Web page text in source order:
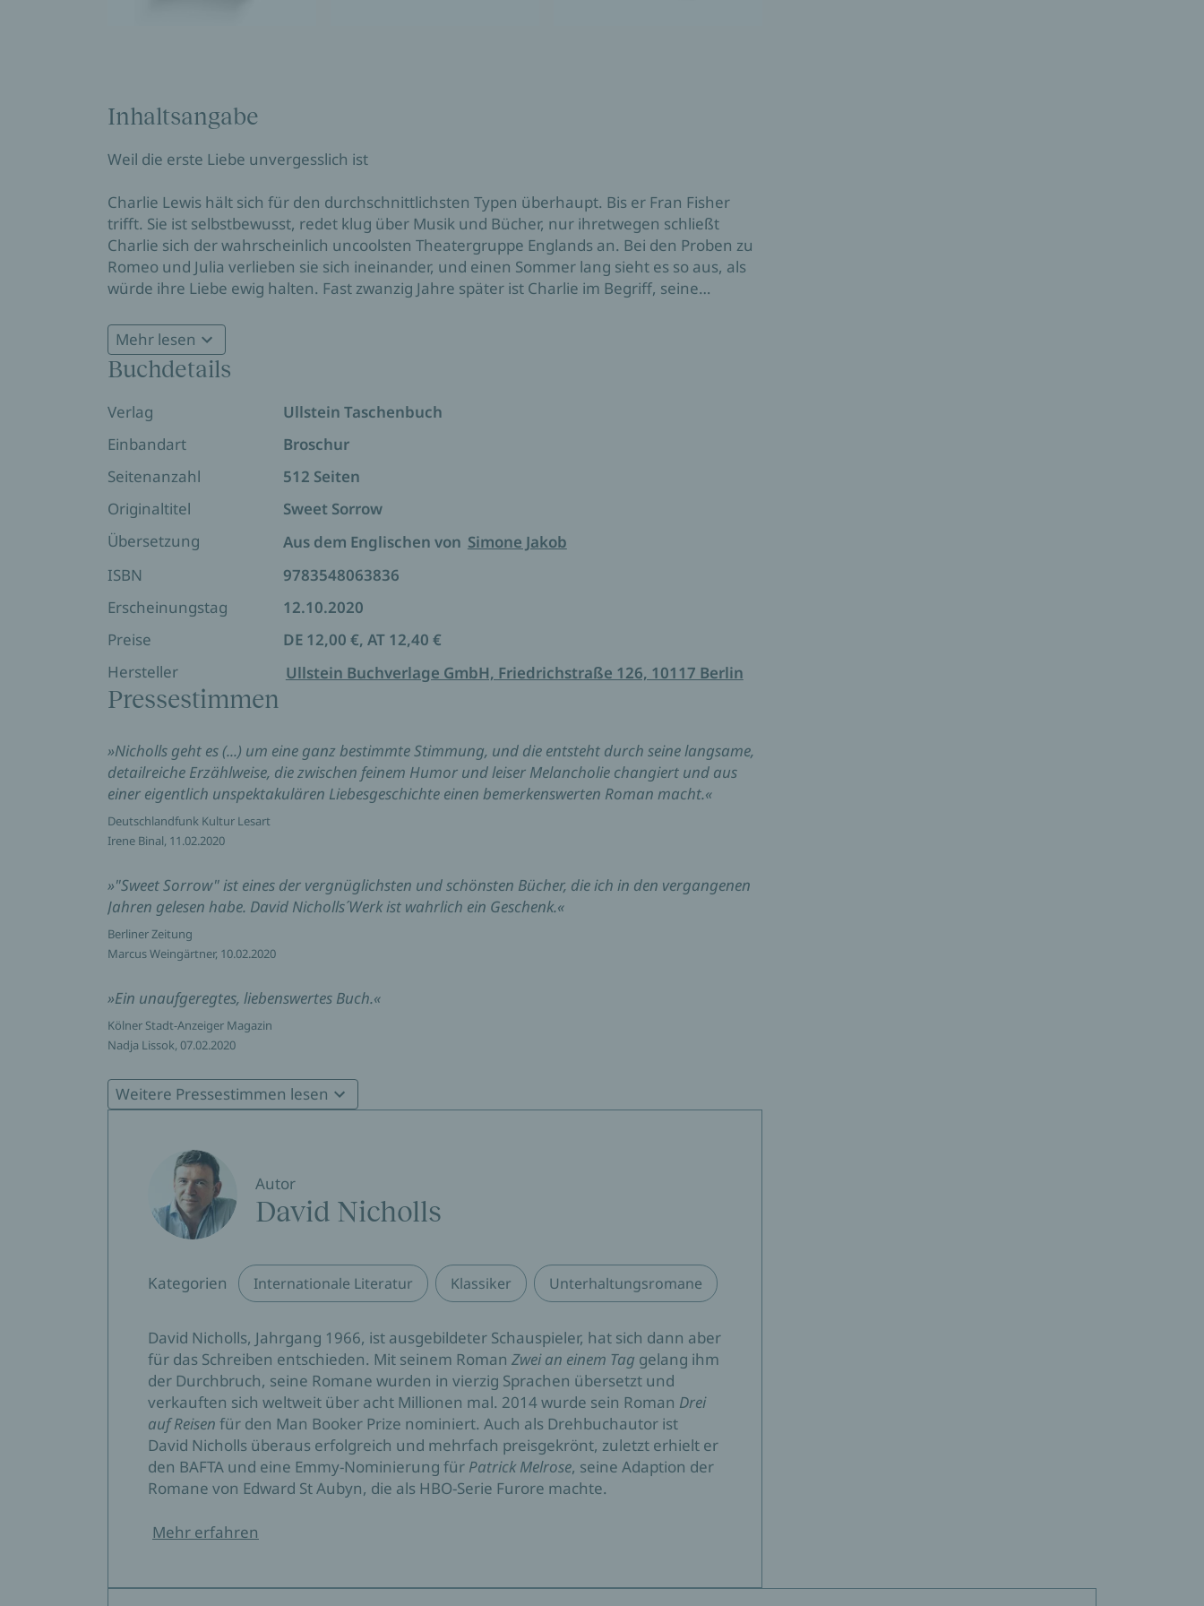
Inhaltsangabe
Weil die erste Liebe unvergesslich ist
Charlie Lewis hält sich für den durchschnittlichsten Typen überhaupt. Bis er Fran Fisher
trifft. Sie ist selbstbewusst, redet klug über Musik und Bücher, nur ihretwegen schließt
Charlie sich der wahrscheinlich uncoolsten Theatergruppe Englands an. Bei den Proben zu
Romeo und Julia verlieben sie sich ineinander, und einen Sommer lang sieht es so aus, als
würde ihre Liebe ewig halten. Fast zwanzig Jahre später ist Charlie im Begriff, seine
eingeladen wird. Was wohl aus Fran geworden ist? Ein großer Roman über den einen
Sommer, der alles verändert.
»David Nicholls hält meisterhaft die Balance zwischen Tragik und Witz.« Der Spiegel
Mehr lesen
Buchdetails
Verlag
Ullstein Taschenbuch
Einbandart
Broschur
Seitenanzahl
512 Seiten
Originaltitel
Sweet Sorrow
Übersetzung
Aus dem Englischen von Simone Jakob
ISBN
9783548063836
Erscheinungstag
12.10.2020
Preise
DE 12,00 €, AT 12,40 €
Hersteller
Ullstein Buchverlage GmbH, Friedrichstraße 126, 10117 Berlin
Pressestimmen
»Nicholls geht es (...) um eine ganz bestimmte Stimmung, und die entsteht durch seine langsame,
detailreiche Erzählweise, die zwischen feinem Humor und leiser Melancholie changiert und aus
einer eigentlich unspektakulären Liebesgeschichte einen bemerkenswerten Roman macht.«
Deutschlandfunk Kultur Lesart
Irene Binal, 11.02.2020
»"Sweet Sorrow" ist eines der vergnüglichsten und schönsten Bücher, die ich in den vergangenen
Jahren gelesen habe. David Nicholls´Werk ist wahrlich ein Geschenk.«
Berliner Zeitung
Marcus Weingärtner, 10.02.2020
»Ein unaufgeregtes, liebenswertes Buch.«
Kölner Stadt-Anzeiger Magazin
Nadja Lissok, 07.02.2020
»Der Dialogwitz dieses Romans entlockt mehrmals ein Schmunzeln.«
»David Nicholls erzählt (...) mit sprachlicher Zurückhaltung. Sensibilität und Präzision.«
Hannoversche Allgemeine Zeitung
»Das Ganze ist sehr authentisch geschrieben.«
Simone Sohn, 29.01.2020
Sörre Wieck, 22.01.2020
»Hommage an die erste, unvergessliche Liebe.«
Anke Gappel, 22.01.2020
dem man sich auf die nächste U-Bahnfahrt oder den nächsten freien Abend freut. Weil man
Weitere Pressestimmen lesen
Autor
David Nicholls
Kategorien Internationale Literatur Klassiker Unterhaltungsromane
David Nicholls, Jahrgang 1966, ist ausgebildeter Schauspieler, hat sich dann aber
für das Schreiben entschieden. Mit seinem Roman Zwei an einem Tag gelang ihm
der Durchbruch, seine Romane wurden in vierzig Sprachen übersetzt und
verkauften sich weltweit über acht Millionen mal. 2014 wurde sein Roman Drei
auf Reisen für den Man Booker Prize nominiert. Auch als Drehbuchautor ist
David Nicholls überaus erfolgreich und mehrfach preisgekrönt, zuletzt erhielt er
den BAFTA und eine Emmy-Nominierung für Patrick Melrose, seine Adaption der
Romane von Edward St Aubyn, die als HBO-Serie Furore machte.
Mehr erfahren